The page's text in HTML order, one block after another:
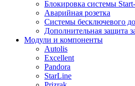
Блокировка системы
Аварийная розетка
Системы бесключевого
Дополнительная защита
Модули и компоненты
Autolis
Excellent
Pandora
StarLine